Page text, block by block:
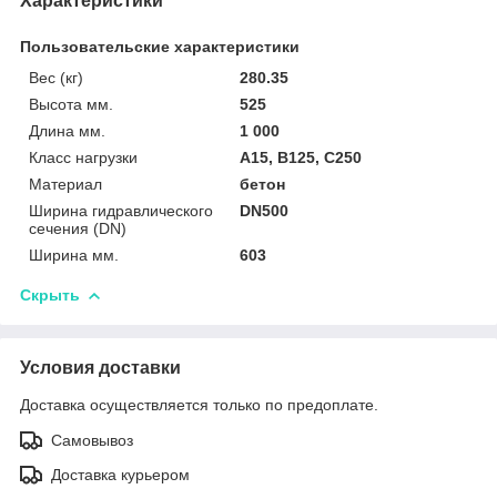
Пользовательские характеристики
Вес (кг)
280.35
Высота мм.
525
Длина мм.
1 000
Класс нагрузки
A15, B125, C250
Материал
бетон
Ширина гидравлического
сечения (DN)
DN500
Ширина мм. 603
Скрыть
Условия доставки
Доставка осуществляется только по предоплате.
Самовывоз
Доставка курьером